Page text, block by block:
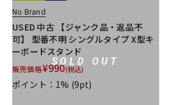
SOLD OUT
No Brand
USED 中古 【ジャンク品・返品不
可】 型番不明 シングルタイプ X型キ
ーボードスタンド
販売価格¥990(税込)
ポイント：1% (9pt)